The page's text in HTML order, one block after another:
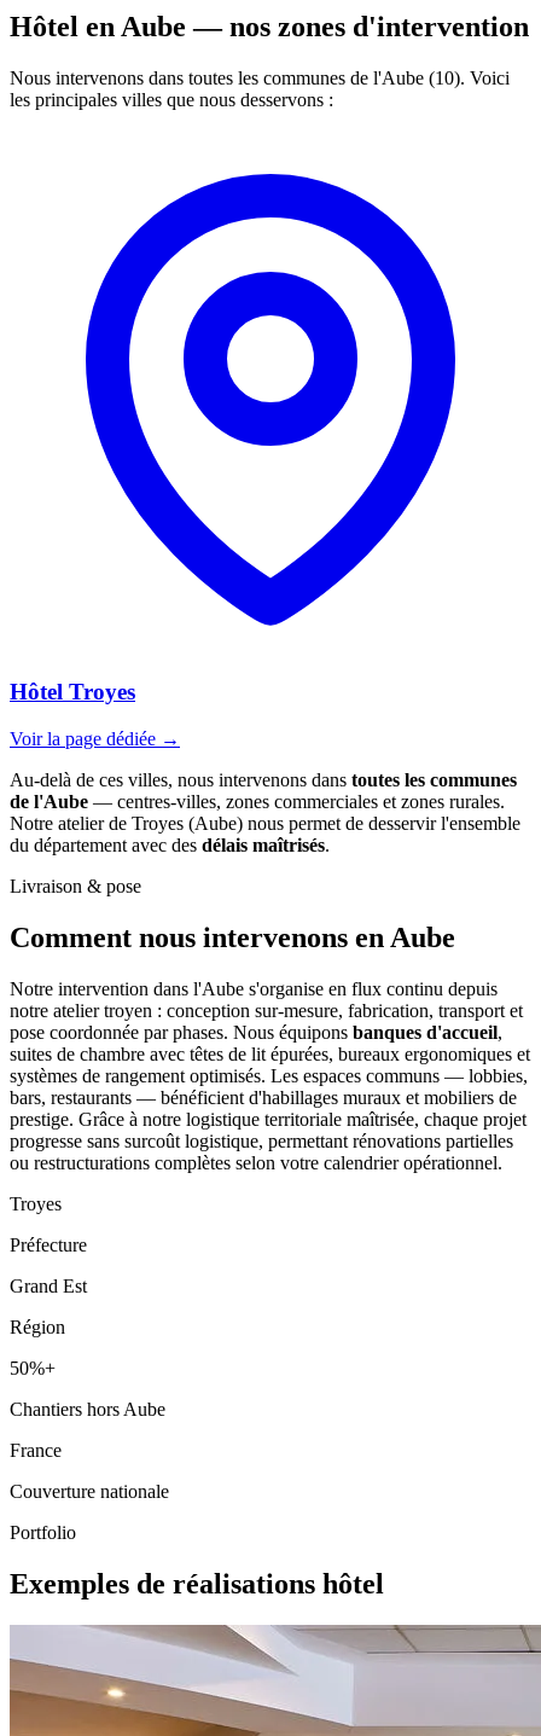
Hôtel en Aube —nos zones d'intervention
Nous intervenons dans toutes les communes de l'Aube (10). Voici
les principales villes que nous desservons :
Hôtel Troyes
Voir la page dédiée →
Au-delà de ces villes, nous intervenons dans toutes les communes
de l'Aube — centres-villes, zones commerciales et zones rurales.
Notre atelier de Troyes (Aube) nous permet de desservir l'ensemble
du département avec des délais maîtrisés.
Livraison & pose
Comment nous intervenons en Aube
Notre intervention dans l'Aube s'organise en flux continu depuis
notre atelier troyen : conception sur-mesure, fabrication, transport et
pose coordonnée par phases. Nous équipons banques d'accueil,
suites de chambre avec têtes de lit épurées, bureaux ergonomiques et
systèmes de rangement optimisés. Les espaces communs — lobbies,
bars, restaurants — bénéficient d'habillages muraux et mobiliers de
prestige. Grâce à notre logistique territoriale maîtrisée, chaque projet
progresse sans surcoût logistique, permettant rénovations partielles
ou restructurations complètes selon votre calendrier opérationnel.
Troyes
Préfecture
Grand Est
Région
50%+
Chantiers hors Aube
France
Couverture nationale
Portfolio
Exemples de réalisations hôtel